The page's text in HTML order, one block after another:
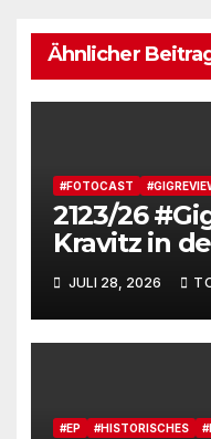
Ähnlicher
#FOTOCAST
2123/26
Kravitz in
Kartoffel zieht nochmal die
Lederjacke
Brot,
JULI 28, 2026
#EP #HISTORISCHES